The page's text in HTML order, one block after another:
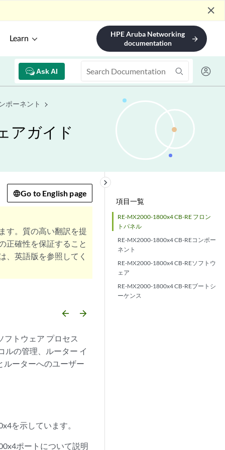
close
Learn
HPE Aruba Networking
documentation
arrow_forward
Ask AI
ポーネント
アガイド
項目一覧
RE-MX2000-1800x4 CB-RE フロン
トパネル
RE-MX2000-1800x4 CB-REコンポー
ネント
RE-MX2000-1800x4 CB-REソフトウ
ェア
RE-MX2000-1800x4 CB-REブートシ
ーケンス
keyboard_arrow_right
Go to English page
す。質の高い翻訳を提
正確性を保証すること
、英語版を参照してく
arrow_backward arrow_forward
フトウェア プロセス
ルの管理、ルーター イ
ルーターへのユーザー
を示しています。
ポートについて説明